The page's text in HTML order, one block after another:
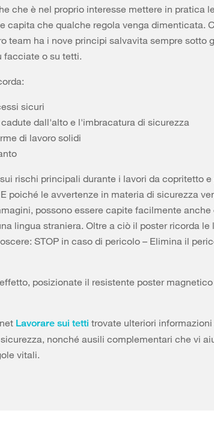
che è nel proprio interesse mettere in pratica
capita che qualche regola venga dimenticata.
team ha i nove principi salvavita sempre sotto
facciate o su tetti.
sicuri
dall'alto e l'imbracatura di sicurezza
di lavoro solidi
rischi principali durante i lavori da copritetto e
poiché le avvertenze in materia di sicurezza
possono essere capite facilmente anche
lingua straniera. Oltre a ciò il poster ricorda le
STOP in caso di pericolo – Elimina il
posizionate il resistente poster
Lavorare sui tetti trovate ulteriori informazioni
nonché ausili complementari che vi
vitali.